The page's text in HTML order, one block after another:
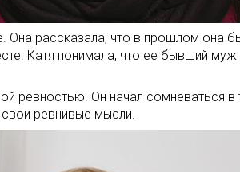
рассказала, что в прошлом она
Катя понимала, что ее бывший
ревностью. Он начал сомневаться
свои ревнивые мысли.